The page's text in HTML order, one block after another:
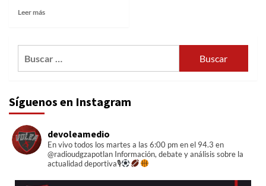
Leer más
Síguenos en Instagram
devoleamedio
En vivo todos los martes a las 6:00 pm en el 94.3 en
@radioudgzapotlan Información, debate y análisis sobre la
actualidad deportiva🎙